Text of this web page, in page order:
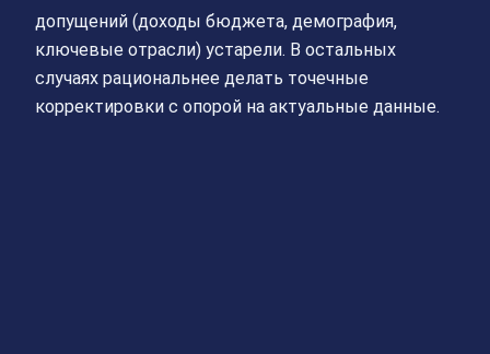
допущений (доходы бюджета, демография,
ключевые отрасли) устарели. В остальных
случаях рациональнее делать точечные
корректировки с опорой на актуальные данные.